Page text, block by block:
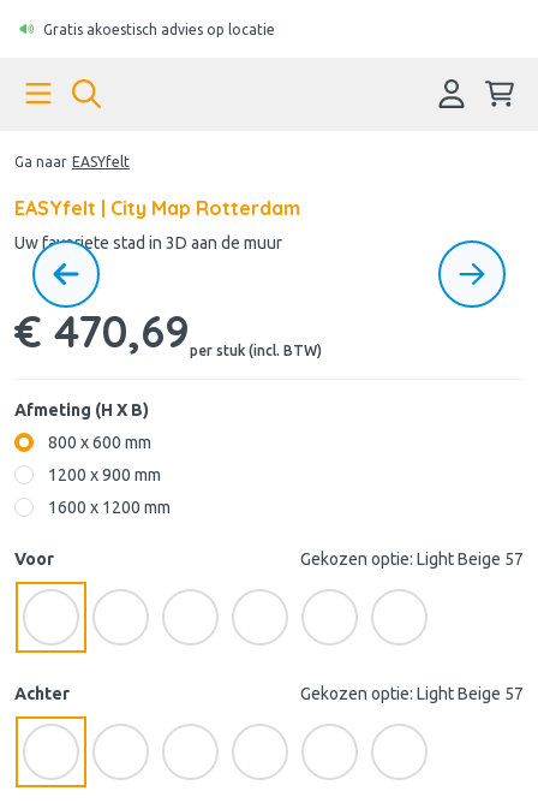
Gratis akoestisch advies op locatie
Ga naar EASYfelt
EASYfelt | City Map Rotterdam
Uw favoriete stad in 3D aan de muur
€ 470,69per stuk (incl. BTW)
Afmeting (H X B)
800 x 600 mm
1200 x 900 mm
1600 x 1200 mm
Voor Gekozen optie: Light Beige 57
Achter Gekozen optie: Light Beige 57